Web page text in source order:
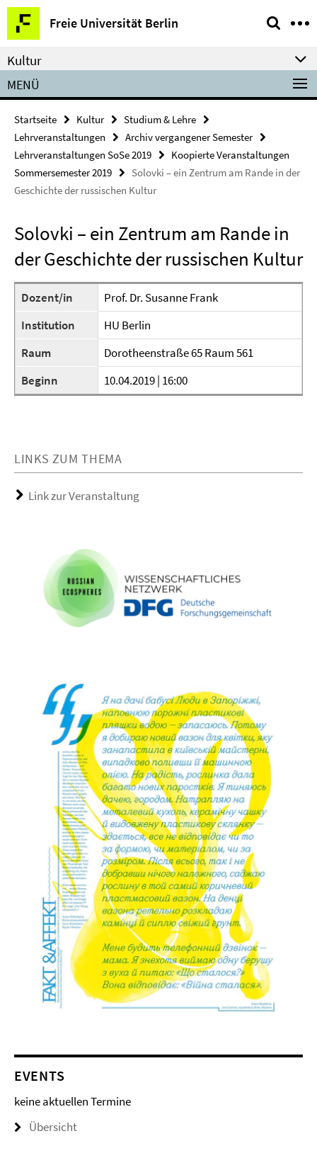
Springe
direkt
zu
Inhalt
Freie Universität Berlin
Service-
Navigation
Kultur
MENÜ
Startseite Kultur
Studium & Lehre
Lehrveranstaltungen
Archiv vergangener Semester
Lehrveranstaltungen SoSe 2019
Koopierte Veranstaltungen
Sommersemester 2019
Solovki – ein Zentrum am Rande in der
Geschichte der russischen Kultur
Solovki – ein Zentrum am Rande in
der Geschichte der russischen Kultur
Dozent/in
Prof. Dr. Susanne Frank
Institution
HU Berlin
Raum
Dorotheenstraße 65 Raum 561
Beginn
10.04.2019 | 16:00
LINKS ZUM THEMA
Link zur Veranstaltung
EVENTS
keine aktuellen Termine
Übersicht